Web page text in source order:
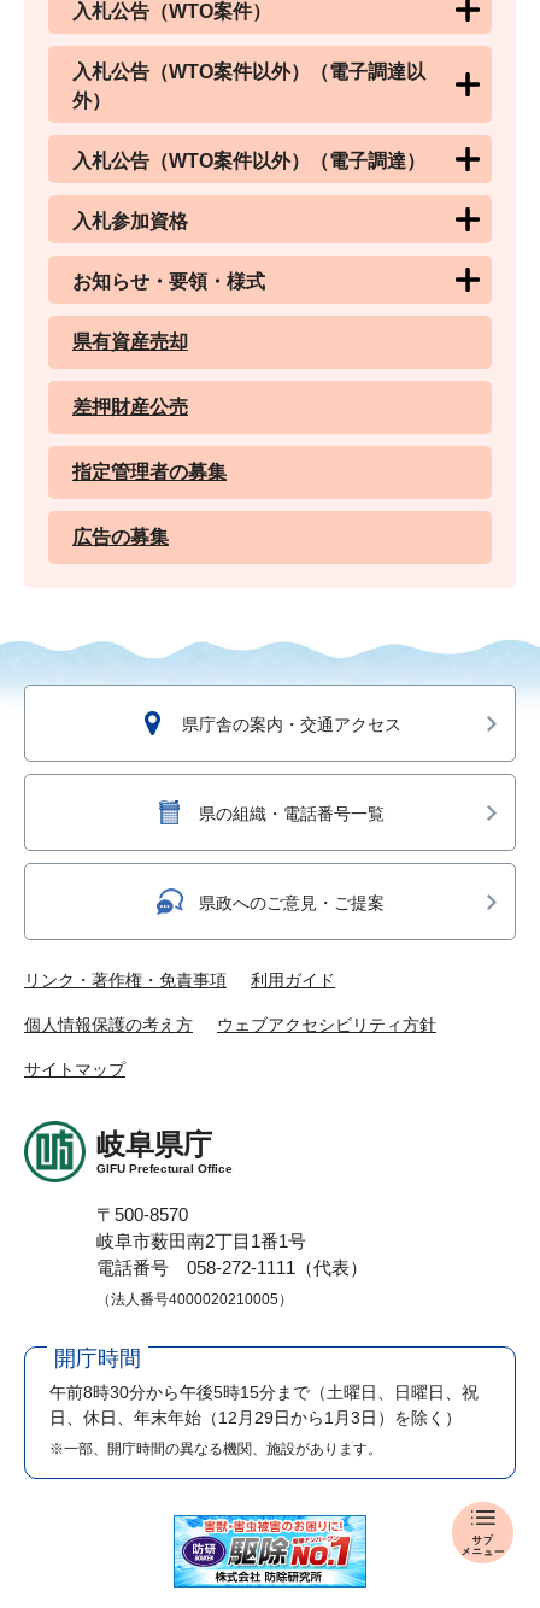
入
札
入札公告（WTO案件）
入札公告（WTO案件以外）（電子調達以
外）
入札公告（WTO案件以外）（電子調達）
入札参加資格
お知らせ・要領・様式
県有資産売却
差押財産公売
指定管理者の募集
広告の募集
県庁舎の案内・交通アクセス
県の組織・電話番号一覧
県政へのご意見・ご提案
リンク・著作権・免責事項 利用ガイド
個人情報保護の考え方 ウェブアクセシビリティ方針
サイトマップ
岐阜県庁
GIFU Prefectural Office
〒500-8570
岐阜市薮田南2丁目1番1号
電話番号 058-272-1111（代表）
（法人番号4000020210005）
開庁時間
午前8時30分から午後5時15分まで （土曜日、日曜日、祝
日、休日、年末年始（12月29日から1月3日）を除く）
※一部、開庁時間の異なる機関、施設があります。